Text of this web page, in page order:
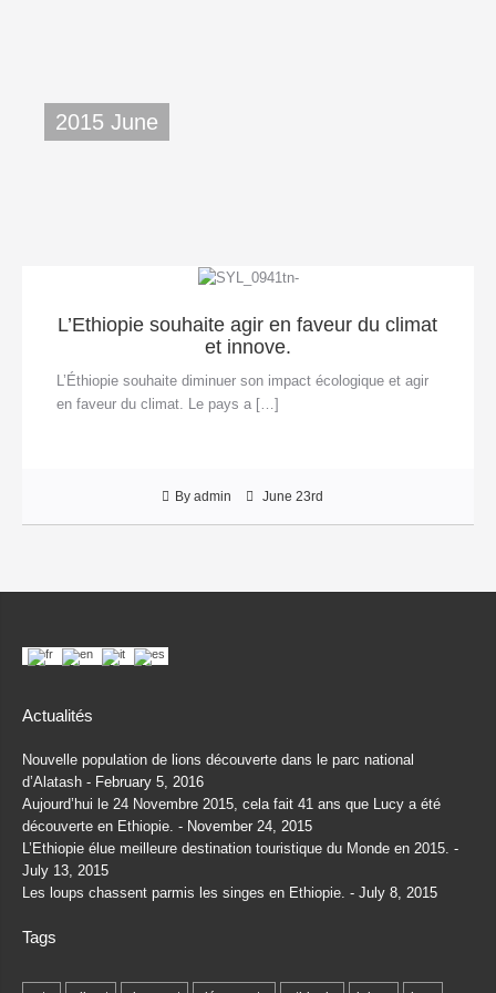
2015 June
L’Ethiopie souhaite agir en faveur du climat
et innove.
L’Éthiopie souhaite diminuer son impact écologique et agir
en faveur du climat. Le pays a […]
By admin June 23rd
Actualités
Nouvelle population de lions découverte dans le parc national
d’Alatash
February 5, 2016
Aujourd’hui le 24 Novembre 2015, cela fait 41 ans que Lucy a été
découverte en Ethiopie.
November 24, 2015
L’Ethiopie élue meilleure destination touristique du Monde en 2015.
July 13, 2015
Les loups chassent parmis les singes en Ethiopie.
July 8, 2015
Tags